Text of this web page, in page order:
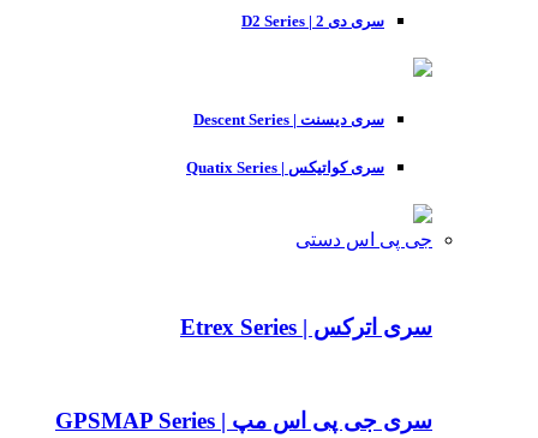
سری دی 2 | D2 Series
سری دیسنت | Descent Series
سری کواتیکس | Quatix Series
جی پی اس دستی
سری اترکس | Etrex Series
سری جی پی اس مپ | GPSMAP Series